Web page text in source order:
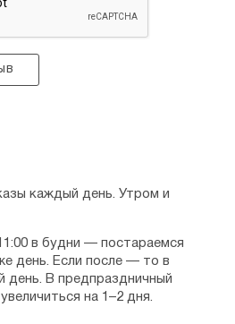
каждый день. Утром и
в будни — постараемся
день. Если после — то в
день. В предпраздничный
на 1–2 дня.